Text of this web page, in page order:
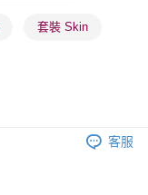
運費表
套裝 Skin
客服